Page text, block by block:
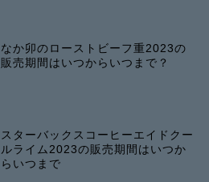
なか卯のローストビーフ重2023の
販売期間はいつからいつまで？
スターバックスコーヒーエイドクー
ルライム2023の販売期間はいつか
らいつまで